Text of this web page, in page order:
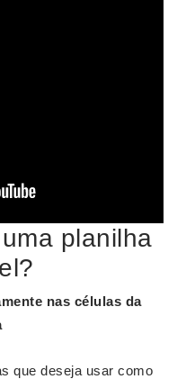
planilha
nas células da
que deseja usar como